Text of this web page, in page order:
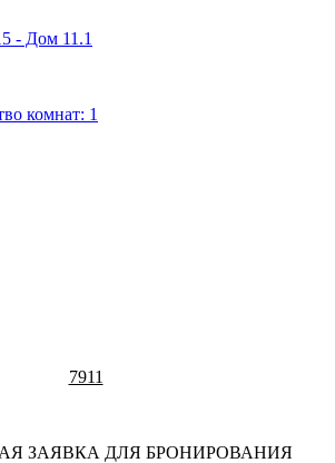
- Дом 11.1
комнат: 1
7911
ЗАЯВКА ДЛЯ БРОНИРОВАНИЯ